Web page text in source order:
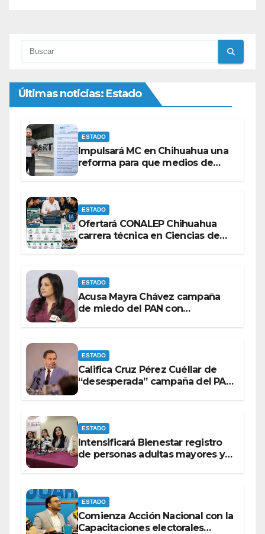
Últimas noticias: Estado
ESTADO
Impulsará MC en Chihuahua una
reforma para que medios de
ESTADO
Ofertará CONALEP Chihuahua
carrera técnica en Ciencias de
ESTADO
Acusa Mayra Chávez campaña
de miedo del PAN con
ESTADO
Califica Cruz Pérez Cuéllar de
“desesperada” campaña del PAN
ESTADO
Intensificará Bienestar registro
de personas adultas mayores y
ESTADO
Comienza Acción Nacional con la
Capacitaciones electorales